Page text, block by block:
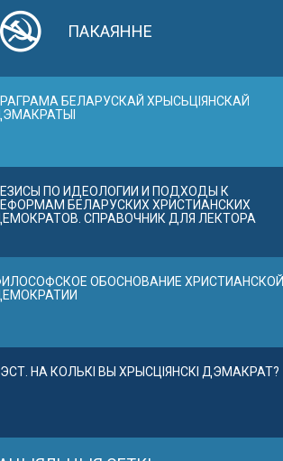
ПАКАЯННЕ
БЕЛАРУСКАЙ ХРЫСЬЦІЯНСКАЙ
ПО ИДЕОЛОГИИ И ПОДХОДЫ К
БЕЛАРУСКИХ ХРИСТИАНСКИХ
СПРАВОЧНИК ДЛЯ ЛЕКТОРА
ОБОСНОВАНИЕ ХРИСТИАНСКОЙ
НА КОЛЬКІ ВЫ ХРЫСЦІЯНСКІ ДЭМАКРАТ?